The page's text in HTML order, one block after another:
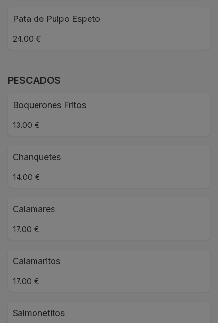
Pata de Pulpo Espeto
24.00 €
PESCADOS
Boquerones Fritos
13.00 €
Chanquetes
14.00 €
Calamares
17.00 €
Calamaritos
17.00 €
Salmonetitos